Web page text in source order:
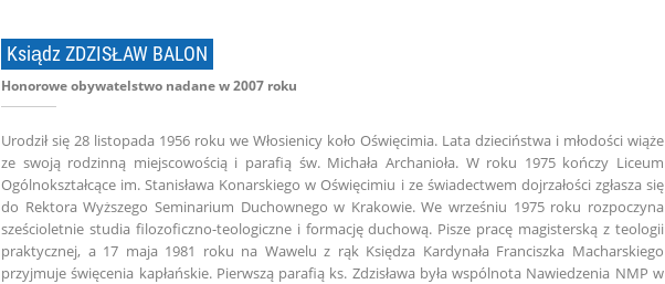
Ksiądz ZDZISŁAW BALON
Honorowe obywatelstwo nadane w 2007 roku
Urodził się 28 listopada 1956 roku we Włosienicy koło Oświęcimia. Lata dzieciństwa i młodości wiąże
ze swoją rodzinną miejscowością i parafią św. Michała Archanioła. W roku 1975 kończy Liceum
Ogólnokształcące im. Stanisława Konarskiego w Oświęcimiu i ze świadectwem dojrzałości zgłasza się
do Rektora Wyższego Seminarium Duchownego w Krakowie. We wrześniu 1975 roku rozpoczyna
sześcioletnie studia filozoficzno-teologiczne i formację duchową. Pisze pracę magisterską z teologii
praktycznej, a 17 maja 1981 roku na Wawelu z rąk Księdza Kardynała Franciszka Macharskiego
przyjmuje święcenia kapłańskie. Pierwszą parafią ks. Zdzisława była wspólnota Nawiedzenia NMP w